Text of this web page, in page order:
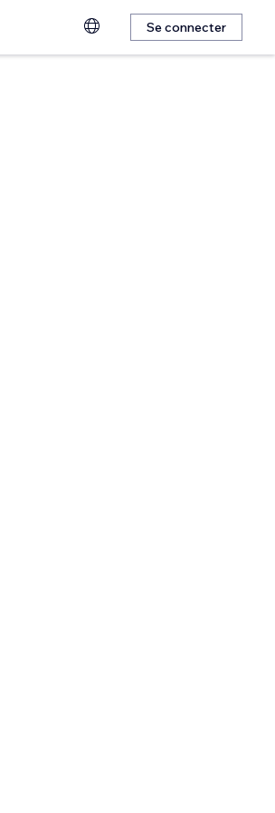
Se connecter